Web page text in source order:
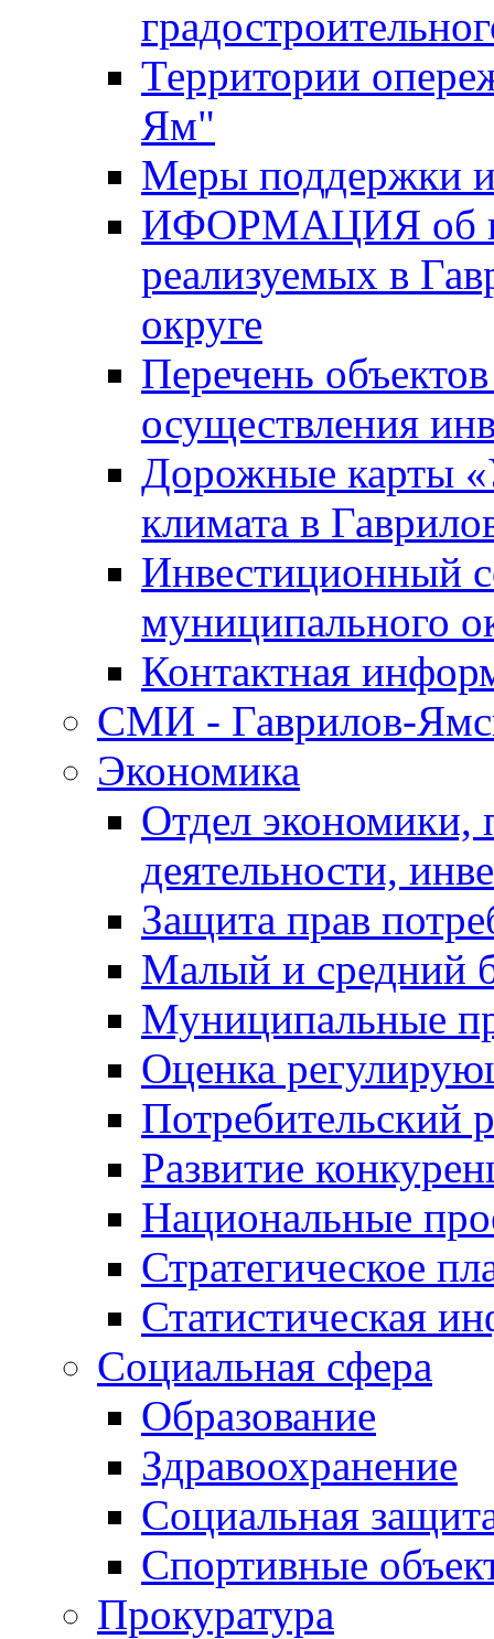
Территории
Ям"
Меры поддержки
ИФОРМАЦИЯ об
реализуемых в
округе
Перечень
осуществления
Дорожные карты
климата в
Инвестиционный
муниципального
Контактная
СМИ - Гаврилов-
Экономика
Отдел экономики,
деятельности,
Защита прав
Малый и средний
Муниципальные
Оценка
Потребительский
Развитие
Национальные
Стратегическое
Статистическая
Социальная сфера
Образование
Здравоохранение
Социальная
Спортивные
Прокуратура